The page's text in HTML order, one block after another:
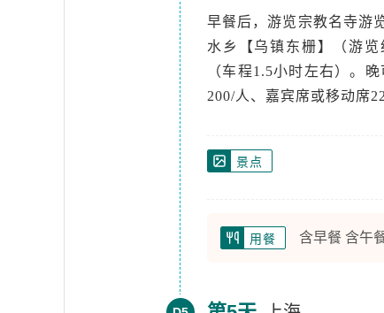
早餐后，游览宗教名寺游
水乡【乌镇东栅】（游
（车程1.5小时左右）。
200/人、嘉宾席或移动席
景点
用餐 含早餐 含午